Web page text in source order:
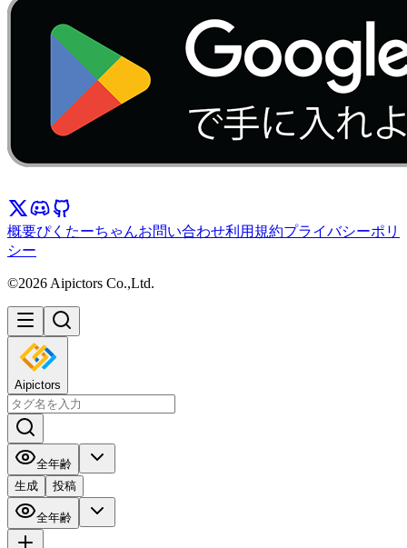
概要ぴくたーちゃんお問い合わせ利用規約プライバシーポリ
シー
©2026 Aipictors Co.,Ltd.
Aipictors
全年齢
生成
投稿
全年齢